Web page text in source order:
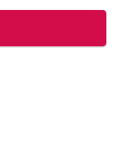
トの他の記事を読む